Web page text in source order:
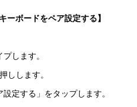
ボードをペア設定する】
します。
しします。
定する」をタップします。